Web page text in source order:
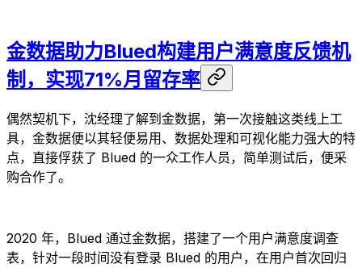
金数据助力Blued构建用户满意度反馈机
制，实现71%月留存率
偶然契机下，沈经理了解到金数据，第一次接触这类线上工
具，金数据便以其轻便易用、数据处理和可视化能力强大的特
点，直接俘获了 Blued 的一众工作人员，简单测试后，便采
购合作了。
2020 年，Blued 通过金数据，搭建了一个用户满意度调查
表，针对一段时间没有登录 Blued 的用户，在用户首次回归